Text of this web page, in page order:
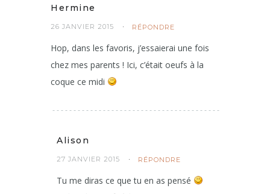
Hermine
26 JANVIER 2015 RÉPONDRE
Hop, dans les favoris, j’essaierai une fois
chez mes parents ! Ici, c’était oeufs à la
coque ce midi
Alison
27 JANVIER 2015 RÉPONDRE
Tu me diras ce que tu en as pensé